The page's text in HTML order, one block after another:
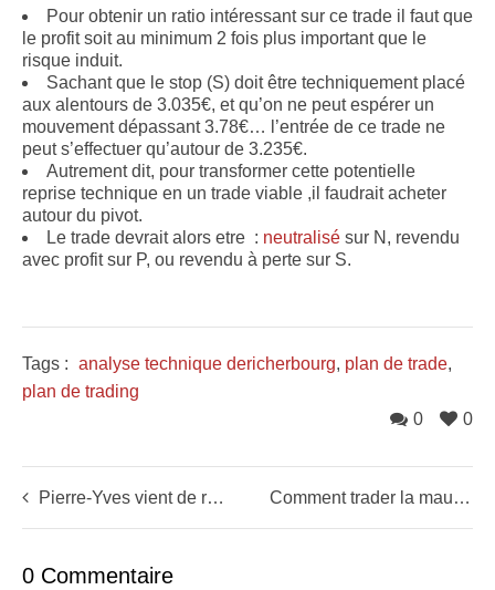
Pour obtenir un ratio intéressant sur ce trade il faut que
le profit soit au minimum 2 fois plus important que le
risque induit.
Sachant que le stop (S) doit être techniquement placé
aux alentours de 3.035€, et qu’on ne peut espérer un
mouvement dépassant 3.78€… l’entrée de ce trade ne
peut s’effectuer qu’autour de 3.235€.
Autrement dit, pour transformer cette potentielle
reprise technique en un trade viable ,il faudrait acheter
autour du pivot.
Le trade devrait alors etre : neutralisé sur N, revendu
avec profit sur P, ou revendu à perte sur S.
Tags : analyse technique dericherbourg, plan de trade,
plan de trading
0
0
Pierre-Yves vient de réaliser ses 2 meilleurs mois de trading ! Comment trader la mauvaise période de « Sell in may and go away » ?
0 Commentaire